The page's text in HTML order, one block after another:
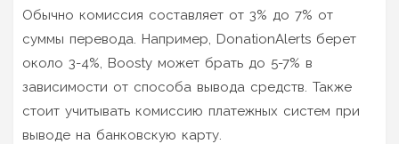
Обычно комиссия составляет от 3% до 7% от
суммы перевода. Например, DonationAlerts берет
около 3-4%, Boosty может брать до 5-7% в
зависимости от способа вывода средств. Также
стоит учитывать комиссию платежных систем при
выводе на банковскую карту.